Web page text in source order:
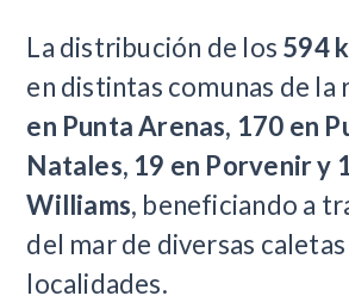
La distribución de los 594
en distintas comunas de la
en Punta Arenas, 170 en
Natales, 19 en Porvenir y
Williams, beneficiando a
del mar de diversas caletas
localidades.